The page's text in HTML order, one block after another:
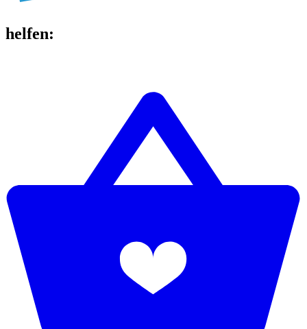
helfen: